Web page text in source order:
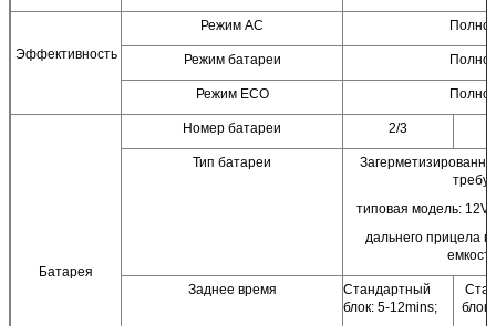
Эффективность
Режим AC
Режим батареи
Режим ECO
Батарея
Номер батареи 2/3
Тип батареи
типовая модель:
дальнего прицела
Заднее время
Стандартный
блок: 5-12mins;